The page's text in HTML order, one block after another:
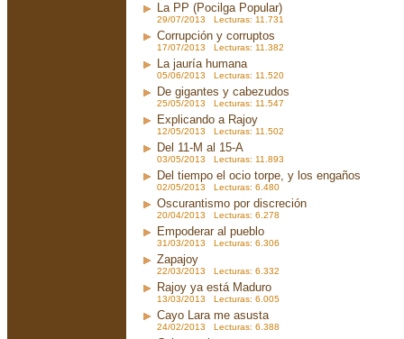
La PP (Pocilga Popular)
29/07/2013 Lecturas: 11.731
Corrupción y corruptos
17/07/2013 Lecturas: 11.382
La jauría humana
05/06/2013 Lecturas: 11.520
De gigantes y cabezudos
25/05/2013 Lecturas: 11.547
Explicando a Rajoy
12/05/2013 Lecturas: 11.502
Del 11-M al 15-A
03/05/2013 Lecturas: 11.893
Del tiempo el ocio torpe, y los engaños
02/05/2013 Lecturas: 6.480
Oscurantismo por discreción
20/04/2013 Lecturas: 6.278
Empoderar al pueblo
31/03/2013 Lecturas: 6.306
Zapajoy
22/03/2013 Lecturas: 6.332
Rajoy ya está Maduro
13/03/2013 Lecturas: 6.005
Cayo Lara me asusta
24/02/2013 Lecturas: 6.388